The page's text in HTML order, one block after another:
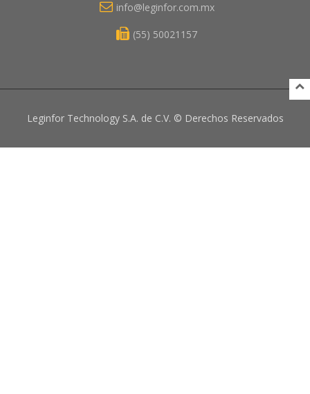
info@leginfor.com.mx
(55) 50021157
Leginfor Technology S.A. de C.V. © Derechos Reservados